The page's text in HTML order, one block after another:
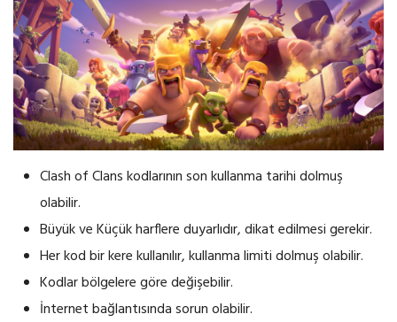
Clash of Clans kodlarının son kullanma tarihi dolmuş
olabilir.
Büyük ve Küçük harflere duyarlıdır, dikat edilmesi gerekir.
Her kod bir kere kullanılır, kullanma limiti dolmuş olabilir.
Kodlar bölgelere göre değişebilir.
İnternet bağlantısında sorun olabilir.